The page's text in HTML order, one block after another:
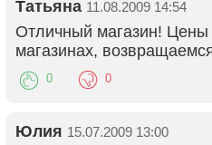
Татьяна 11.08.2009 14:54
Отличный магазин!
магазинах,
0 0
Юлия 15.07.2009 13:00